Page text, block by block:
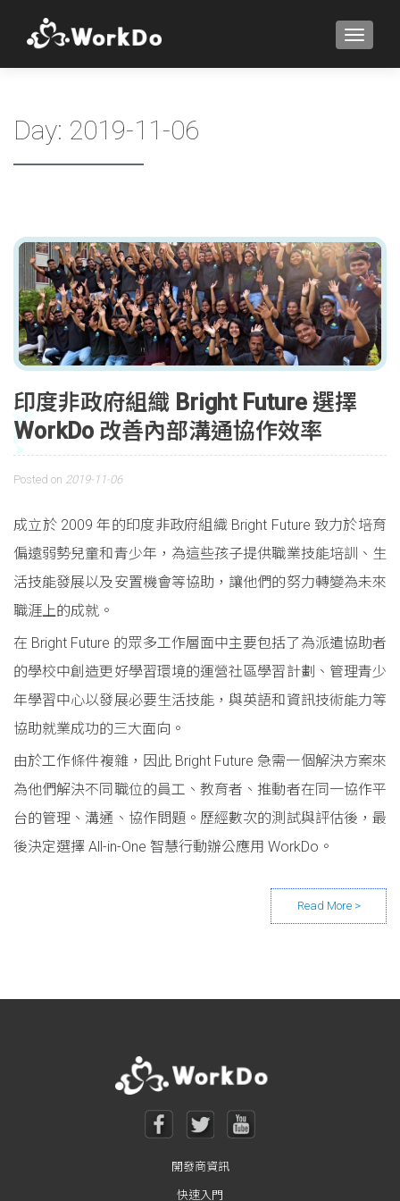
Day: 2019-11-06
印度非政府組織 Bright Future 選擇
WorkDo 改善內部溝通協作效率
Posted on 2019-11-06
成立於 2009 年的印度非政府組織 Bright Future 致力於培育
偏遠弱勢兒童和青少年，為這些孩子提供職業技能培訓、生
活技能發展以及安置機會等協助，讓他們的努力轉變為未來
職涯上的成就。
在 Bright Future 的眾多工作層面中主要包括了為派遣協助者
的學校中創造更好學習環境的運營社區學習計劃、管理青少
年學習中心以發展必要生活技能，與英語和資訊技術能力等
協助就業成功的三大面向。
由於工作條件複雜，因此 Bright Future 急需一個解決方案來
為他們解決不同職位的員工、教育者、推動者在同一協作平
台的管理、溝通、協作問題。歷經數次的測試與評估後，最
後決定選擇 All-in-One 智慧行動辦公應用 WorkDo。
Posts navigation
開發商資訊
快速入門